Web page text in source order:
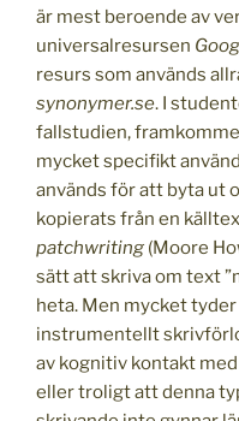
är mest beroende av
universalresursen
resurs som används
synonymer.se. I
fallstudien,
mycket specifikt
används för att byta ut
kopierats från en
patchwriting (Moore
sätt att skriva om text
heta. Men mycket
instrumentellt
av kognitiv kontakt
eller troligt att denna